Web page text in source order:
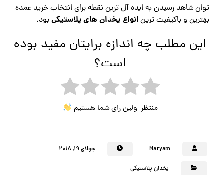
توان شاهد رسیدن به ایده آل ترین نقطه برای انتخاب خرید عمده
بهترین و باکیفیت ترین انواع یخدان های پلاستیکیبود.
این مطلب چه اندازه برایتان مفید بوده
است؟
منتظر اولین رای شما هستیم
Maryam جولای ۱۹, ۲۰۱۸
یخدان پلاستیکی